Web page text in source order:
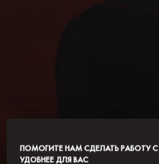
HONG KONG - MANDARIN
ПОМОГИТЕ НАМ СДЕЛАТЬ РАБОТУ
УДОБНЕЕ ДЛЯ ВАС